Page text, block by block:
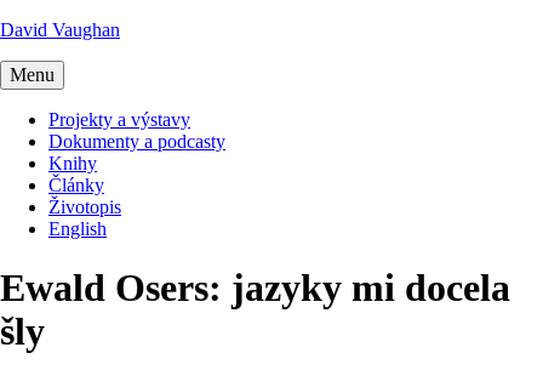
David Vaughan
Menu
Projekty a výstavy
Dokumenty a podcasty
Knihy
Články
Životopis
English
Ewald Osers: jazyky mi docela
šly